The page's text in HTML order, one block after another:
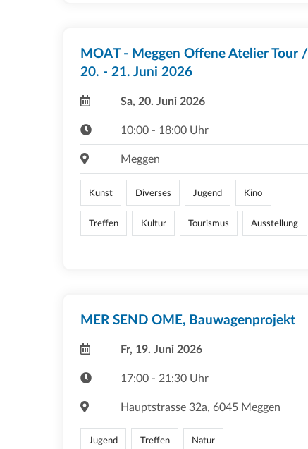
MOAT - Meggen Offene Atelier Tour /
20. - 21. Juni 2026
Sa, 20. Juni 2026
10:00 - 18:00 Uhr
Meggen
Kunst Diverses Jugend Kino
Treffen Kultur Tourismus Ausstellung
MER SEND OME, Bauwagenprojekt
Fr, 19. Juni 2026
17:00 - 21:30 Uhr
Hauptstrasse 32a, 6045 Meggen
Jugend Treffen Natur